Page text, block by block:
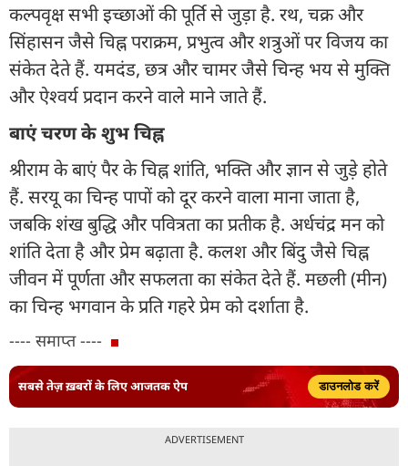
कल्पवृक्ष सभी इच्छाओं की पूर्ति से जुड़ा है. रथ, चक्र और
सिंहासन जैसे चिह्न पराक्रम, प्रभुत्व और शत्रुओं पर विजय का
संकेत देते हैं. यमदंड, छत्र और चामर जैसे चिन्ह भय से मुक्ति
और ऐश्वर्य प्रदान करने वाले माने जाते हैं.
बाएं चरण के शुभ चिह्न
श्रीराम के बाएं पैर के चिह्न शांति, भक्ति और ज्ञान से जुड़े होते
हैं. सरयू का चिन्ह पापों को दूर करने वाला माना जाता है,
जबकि शंख बुद्धि और पवित्रता का प्रतीक है. अर्धचंद्र मन को
शांति देता है और प्रेम बढ़ाता है. कलश और बिंदु जैसे चिह्न
जीवन में पूर्णता और सफलता का संकेत देते हैं. मछली (मीन)
का चिन्ह भगवान के प्रति गहरे प्रेम को दर्शाता है.
---- समाप्त ----
सबसे तेज़ ख़बरों के लिए आजतक ऐप डाउनलोड करें
ADVERTISEMENT